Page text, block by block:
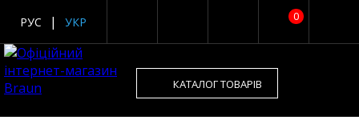
0
РУС УКР
КАТАЛОГ ТОВАРІВ